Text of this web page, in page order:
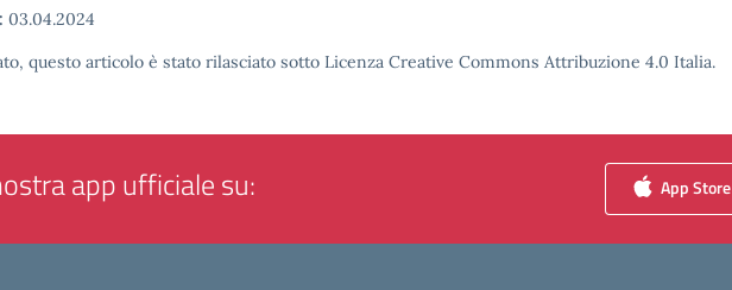
03.04.2024
questo articolo è stato rilasciato sotto Licenza Creative Commons Attribuzione 4.0 Italia.
app ufficiale su: App Store